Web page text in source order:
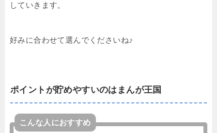
していきます。
好みに合わせて選んでくださいね♪
ポイントが貯めやすいのはまんが王国
こんな人におすすめ